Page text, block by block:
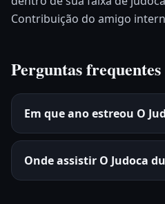
Contribuição do amigo
Perguntas frequentes
Em que ano estreou O
Onde assistir O Judoca